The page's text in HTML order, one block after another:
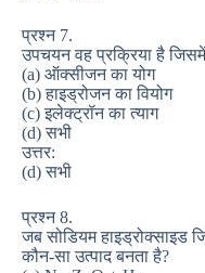
प्रश्न 7.
उपचयन वह प्रक्रिया है
(a) ऑक्सीजन का योग
(b) हाइड्रोजन का वियोग
(c) इलेक्ट्रॉन का त्याग
(d) सभी
उत्तर:
(d) सभी
प्रश्न 8.
जब सोडियम हाइड्रोक्साइड
कौन-सा उत्पाद बनता है?